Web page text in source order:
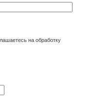
на обработку